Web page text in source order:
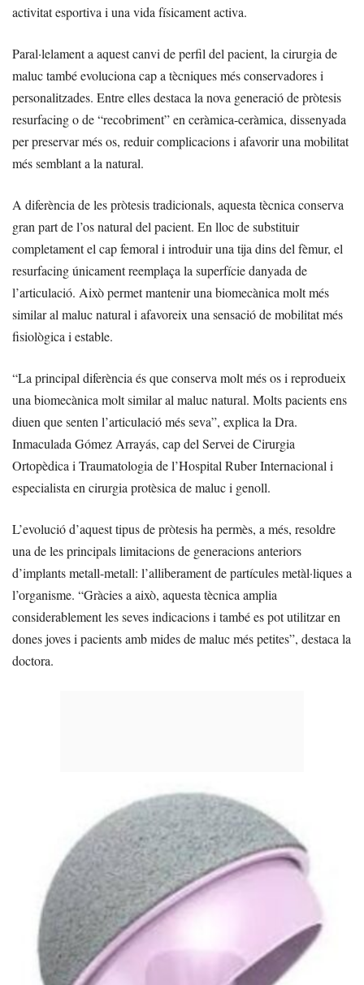
activitat esportiva i una vida físicament activa.
Paral·lelament a aquest canvi de perfil del pacient, la cirurgia de
maluc també evoluciona cap a tècniques més conservadores i
personalitzades. Entre elles destaca la nova generació de pròtesis
resurfacing o de “recobriment” en ceràmica-ceràmica, dissenyada
per preservar més os, reduir complicacions i afavorir una mobilitat
més semblant a la natural.
A diferència de les pròtesis tradicionals, aquesta tècnica conserva
gran part de l’os natural del pacient. En lloc de substituir
completament el cap femoral i introduir una tija dins del fèmur, el
resurfacing únicament reemplaça la superfície danyada de
l’articulació. Això permet mantenir una biomecànica molt més
similar al maluc natural i afavoreix una sensació de mobilitat més
fisiològica i estable.
“La principal diferència és que conserva molt més os i reprodueix
una biomecànica molt similar al maluc natural. Molts pacients ens
diuen que senten l’articulació més seva”, explica la Dra.
Inmaculada Gómez Arrayás, cap del Servei de Cirurgia
Ortopèdica i Traumatologia de l’Hospital Ruber Internacional i
especialista en cirurgia protèsica de maluc i genoll.
L’evolució d’aquest tipus de pròtesis ha permès, a més, resoldre
una de les principals limitacions de generacions anteriors
d’implants metall-metall: l’alliberament de partícules metàl·liques a
l’organisme. “Gràcies a això, aquesta tècnica amplia
considerablement les seves indicacions i també es pot utilitzar en
dones joves i pacients amb mides de maluc més petites”, destaca la
doctora.